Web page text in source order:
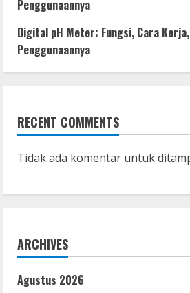
Penggunaannya
Digital pH Meter: Fungsi, Cara
Penggunaannya
RECENT COMMENTS
Tidak ada komentar untuk
ARCHIVES
Agustus 2026